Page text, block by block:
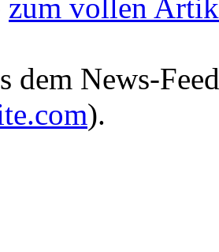
zum vollen
dem News-
).